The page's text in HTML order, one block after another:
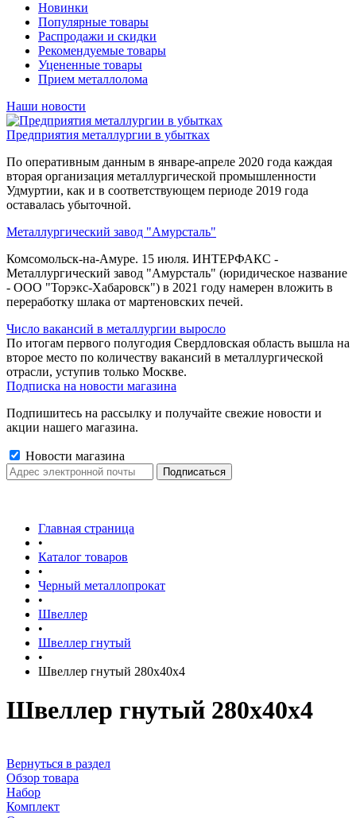
Новинки
Популярные товары
Распродажи и скидки
Рекомендуемые товары
Уцененные товары
Прием металлолома
Наши новости
Предприятия металлургии в убытках
По оперативным данным в январе-апреле 2020 года каждая
вторая организация металлургической промышленности
Удмуртии, как и в соответствующем периоде 2019 года
оставалась убыточной.
Металлургический завод "Амурсталь"
Комсомольск-на-Амуре. 15 июля. ИНТЕРФАКС -
Металлургический завод "Амурсталь" (юридическое название
- ООО "Торэкс-Хабаровск") в 2021 году намерен вложить в
переработку шлака от мартеновских печей.
Число вакансий в металлургии выросло
По итогам первого полугодия Свердловская область вышла на
второе место по количеству вакансий в металлургической
отрасли, уступив только Москве.
Подписка на новости магазина
Подпишитесь на рассылку и получайте свежие новости и
акции нашего магазина.
Новости магазина
Главная страница
•
Каталог товаров
•
Черный металлопрокат
•
Швеллер
•
Швеллер гнутый
•
Швеллер гнутый 280х40х4
Швеллер гнутый 280х40х4
Вернуться в раздел
Обзор товара
Набор
Комплект